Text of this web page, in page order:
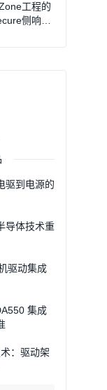
工程的
侧响应
驱到电源的
导体技术重
驱动集成
集成
：驱动架